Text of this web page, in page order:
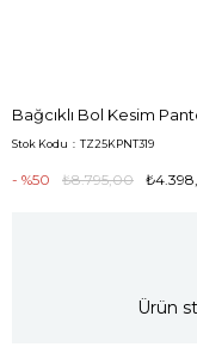
Bağcıklı Bol Kesim
Stok Kodu TZ25KPNT319
50 ₺8.795,00
Ürün